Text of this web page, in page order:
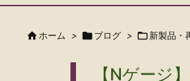
 ホーム > ブログ > 新製品・
【Nゲージ